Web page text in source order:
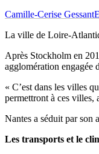
Camille-Cerise Gessant
La ville de Loire-
Après Stockholm en
agglomération engagée
« C’est dans les villes
permettront à ces villes,
Nantes a séduit par son
Les transports et le